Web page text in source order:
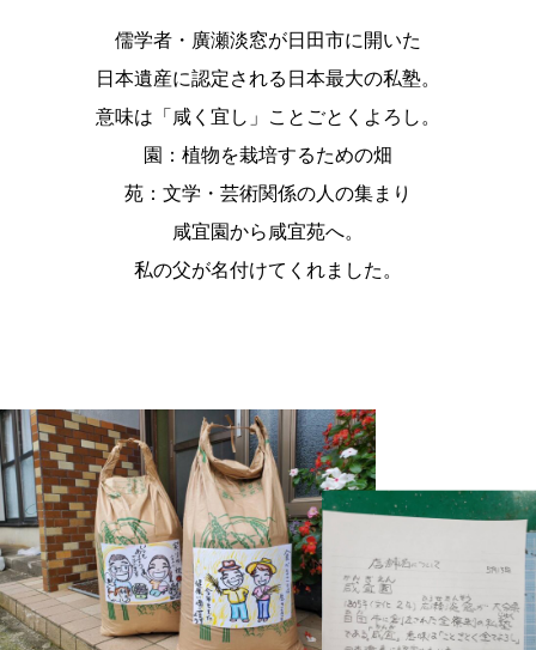
儒学者・廣瀬淡窓が日田市に開いた
日本遺産に認定される日本最大の私塾。
意味は「咸く宜し」ことごとくよろし。
園：植物を栽培するための畑
苑：文学・芸術関係の人の集まり
咸宜園から咸宜苑へ。
私の父が名付けてくれました。